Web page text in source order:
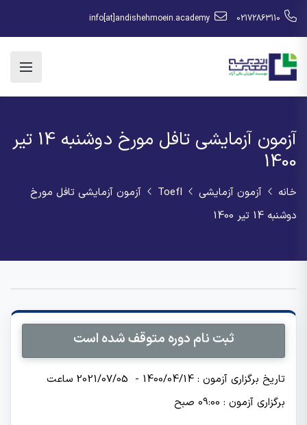
02172863110
info[at]andishehmoein.academy
آزمون آزمایشی تافل مورخ دوشنبه 14 تیر
1400
خانه آزمون آزمایشی Toefl
آزمون آزمایشی تافل مورخ
دوشنبه 14 تیر 1400
ثبت نام دوره متوقف شده است
تاریخ برگزاری آزمون : 1400/04/14 - 2021/07/05 ساعت
برگزاری آزمون : 09:00 صبح